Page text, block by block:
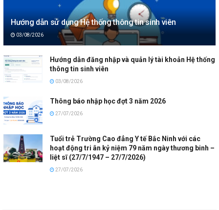
Hướng dẫn sử dụng Hệ thống thông tin sinh viên
03/08/2026
Hướng dẫn đăng nhập và quản lý tài khoản Hệ thống
thông tin sinh viên
03/08/2026
Thông báo nhập học đợt 3 năm 2026
27/07/2026
Tuổi trẻ Trường Cao đẳng Y tế Bắc Ninh với các
hoạt động tri ân kỷ niệm 79 năm ngày thương binh –
liệt sĩ (27/7/1947 – 27/7/2026)
27/07/2026